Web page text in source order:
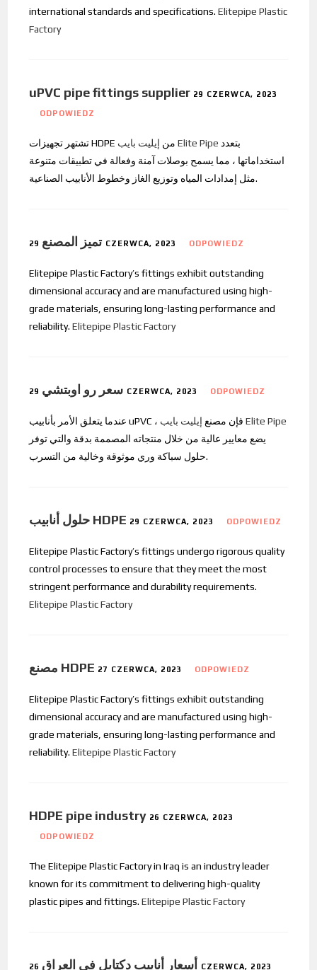
international standards and specifications.Elitepipe Plastic
Factory
uPVC pipe fittings supplier 29 CZERWCA, 2023
ODPOWIEDZ
تشتهر تجهيزات HDPE من إيليت بايب Elite Pipe
استخداماتها ، مما يسمح بوصلات آمنة وفعالة في تطبيقات متنوعة
مثل إمدادات المياه وتوزيع الغاز وخطوط الأنابيب الصناعية.
تميز المصنع29 CZERWCA, 2023 ODPOWIEDZ
Elitepipe Plastic Factory’s fittings exhibit outstanding
dimensional accuracy and are manufactured using high-
grade materials, ensuring long-lasting performance and
reliability.Elitepipe Plastic Factory
سعر رو اوبتشي 29 CZERWCA, 2023 ODPOWIEDZ
عندما يتعلق الأمر بأنابيب uPVC ، فإن مصنع إيليت بايب Elite Pipe
يضع معايير عالية من خلال منتجاته المصممة بدقة والتي توفر
حلول سباكة وري موثوقة وخالية من التسرب.
حلول أنابيب HDPE 29 CZERWCA, 2023 ODPOWIEDZ
Elitepipe Plastic Factory’s fittings undergo rigorous quality
control processes to ensure that they meet the most
stringent performance and durability requirements.
Elitepipe Plastic Factory
مصنع HDPE 27 CZERWCA, 2023 ODPOWIEDZ
Elitepipe Plastic Factory’s fittings exhibit outstanding
dimensional accuracy and are manufactured using high-
grade materials, ensuring long-lasting performance and
reliability.Elitepipe Plastic Factory
HDPE pipe industry 26 CZERWCA, 2023
ODPOWIEDZ
The Elitepipe Plastic Factory in Iraq is an industry leader
known for its commitment to delivering high-quality
plastic pipes and fittings.Elitepipe Plastic Factory
أسعار أنابيب دكتايل في العراق 26 CZERWCA, 2023